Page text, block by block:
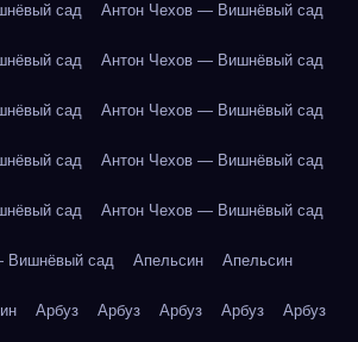
сад Антон Чехов — Вишнёвый сад
сад Антон Чехов — Вишнёвый сад
сад Антон Чехов — Вишнёвый сад
сад Антон Чехов — Вишнёвый сад
сад Антон Чехов — Вишнёвый сад
Вишнёвый сад Апельсин Апельсин
Арбуз Арбуз Арбуз Арбуз Арбуз